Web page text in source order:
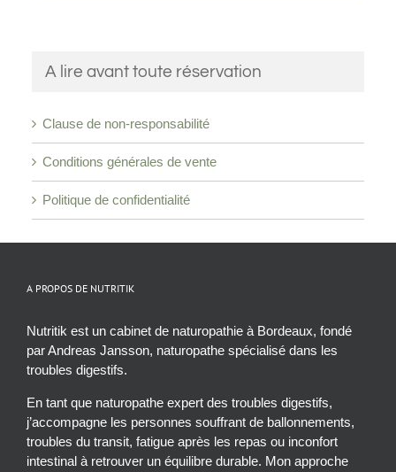
A lire avant toute réservation
Clause de non-responsabilité
Conditions générales de vente
Politique de confidentialité
A PROPOS DE NUTRITIK
Nutritik est un cabinet de naturopathie à Bordeaux, fondé
par Andreas Jansson, naturopathe spécialisé dans les
troubles digestifs.
En tant que naturopathe expert des troubles digestifs,
j’accompagne les personnes souffrant de ballonnements,
troubles du transit, fatigue après les repas ou inconfort
intestinal à retrouver un équilibre durable. Mon approche